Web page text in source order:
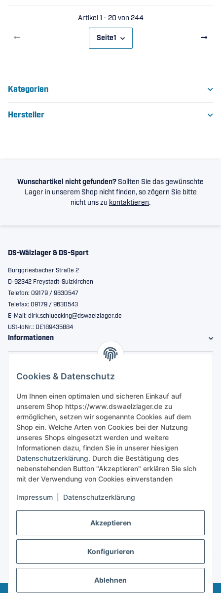
Akzeptieren
Konfigurieren
Ablehnen
Cookies & Datenschutz
Um Ihnen einen optimalen und sicheren Einkauf auf
unserem Shop https://www.dswaelzlager.de zu
ermöglichen, setzen wir sogenannte Cookies auf dem
Shop ein. Welche Arten von Cookies bei der Nutzung
unseres Shops eingesetzt werden und weitere
Informationen dazu, finden Sie in unserer hiesigen
Datenschutzerklärung. Durch die Bestätigung des
nebenstehenden Button "Akzeptieren" erklären Sie sich
mit der Verwendung von Cookies einverstanden
Impressum Datenschutzerklärung
Artikel 1 - 20 von 244
Seite1
Kategorien
Hersteller
Wunschartikel nicht gefunden? Sollten Sie das gewünschte
Lager in unserem Shop nicht finden, so zögern Sie bitte
nicht uns zu kontaktieren.
DS-Wälzlager & DS-Sport
Burggriesbacher Straße 2
D-92342 Freystadt-Sulzkirchen
Telefon: 09179 / 9630547
Telefax: 09179 / 9630543
E-Mail: dirk.schluecking@dswaelzlager.de
USt-IdNr.: DE189435884
Informationen
Vertrag widerrufen
* Alle Preise inkl. gesetzlicher USt., zzgl.Versand